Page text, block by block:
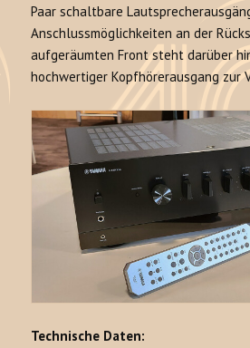
Paar schaltbare
Anschlussmöglichkeiten an der
aufgeräumten Front steht darüber
hochwertiger Kopfhörerausgang zur
Technische Daten: